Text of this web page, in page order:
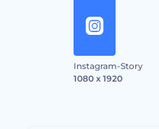
Instagram-Story
1080 x 1920